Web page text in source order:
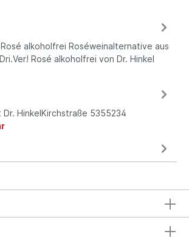
Rosé alkoholfrei Roséweinalternative aus
Rosé alkoholfrei von Dr. Hinkel
HinkelKirchstraße 5355234